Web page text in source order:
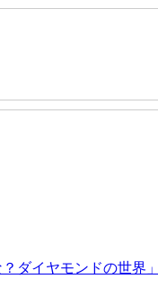
イヤモンドの世界」